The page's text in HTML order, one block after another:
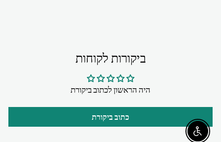
ביקורות לקוחות
היה הראשון לכתוב ביקורת
כתוב ביקורת
Enable accessibility